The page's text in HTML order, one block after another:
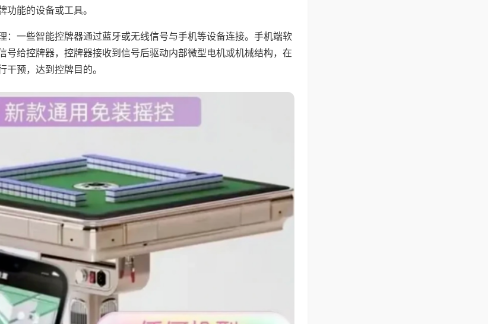
功能的设备或工具。
：一些智能控牌器通过蓝牙或无线信号与手机等设备连接。手机端软
号给控牌器，控牌器接收到信号后驱动内部微型电机或机械结构，在
预，达到控牌目的。